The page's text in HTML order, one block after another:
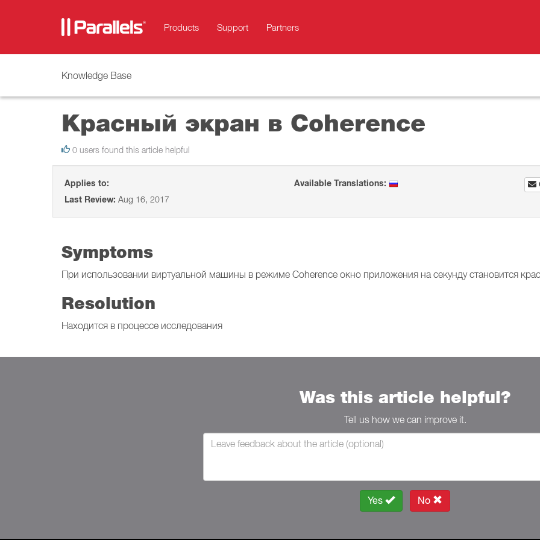
Products Support Partners
Knowledge Base
Красный экран в Coherence
0 users found this article helpful
Applies to:
Last Review: Aug 16, 2017
Available Translations:
Symptoms
При использовании виртуальной машины в режиме Coherence окно приложения на секунду становится
Resolution
Находится в процессе исследования
Was this article helpful?
Tell us how we can improve it.
Yes No